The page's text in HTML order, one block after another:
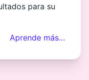
para su
Aprende más…